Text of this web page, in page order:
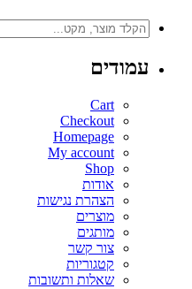
עמודים
Cart
Checkout
Homepage
My account
Shop
אודות
הצהרת נגישות
מוצרים
מותגים
צור קשר
קטגוריות
שאלות ותשובות